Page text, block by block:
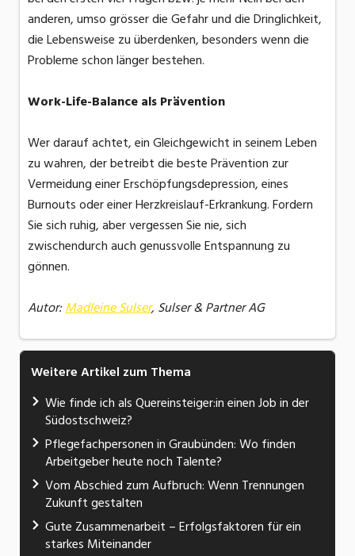
anderen, umso grösser die Gefahr und die Dringlichkeit,
die Lebensweise zu überdenken, besonders wenn die
Probleme schon länger bestehen.
Work-Life-Balance als Prävention
Wer darauf achtet, ein Gleichgewicht in seinem Leben
zu wahren, der betreibt die beste Prävention zur
Vermeidung einer Erschöpfungsdepression, eines
Burnouts oder einer Herzkreislauf-Erkrankung. Fordern
Sie sich ruhig, aber vergessen Sie nie, sich
zwischendurch auch genussvolle Entspannung zu
gönnen.
Autor:Madleine Sulser, Sulser & Partner AG
Weitere Artikel zum Thema
Wie finde ich als Quereinsteiger:in einen Job in der
Südostschweiz?
Pflegefachpersonen in Graubünden: Wo finden
Arbeitgeber heute noch Talente?
Vom Abschied zum Aufbruch: Wenn Trennungen
Zukunft gestalten
Gute Zusammenarbeit – Erfolgsfaktoren für ein
starkes Miteinander